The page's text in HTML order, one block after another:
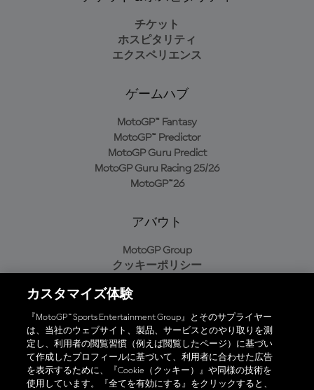
チケット
ホスピタリティ
エクスペリエンス
ゲームハブ
MotoGP™ Fantasy
MotoGP™ Predictor
MotoGP Guru Predict
MotoGP Guru Racing 25/26
MotoGP™26
アバウト
MotoGP Group
クッキーポリシー
プライバシーポリシー
購入ポリシー
オフィシャルアプリ
カスタマイズ体験
『MotoGP™ Sports Entertainment Group』とそのサプライヤー
は、当社のウェブサイト、製品、サービスとのやり取りを測
定し、利用者の閲覧習慣（例えば閲覧したページ）に基づい
て作成したプロフィールに基づいて、利用者に合わせた広告
を表示するために、『Cookie（クッキー）』や同様の技術を
使用しています。『全てを有効にする』をクリックすると、